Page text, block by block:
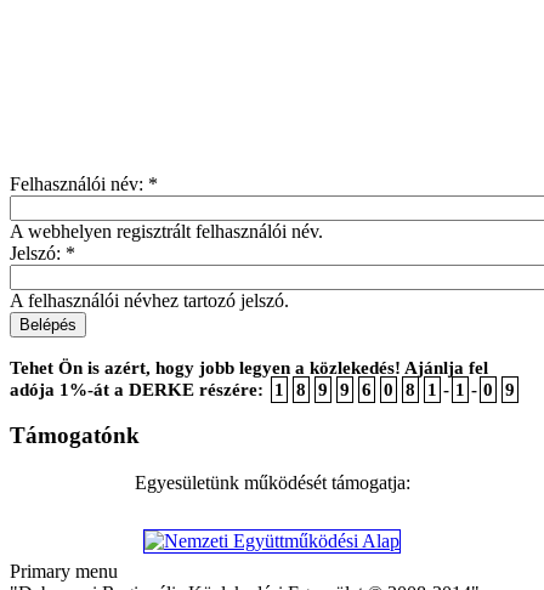
Felhasználói név: *
A webhelyen regisztrált felhasználói név.
Jelszó: *
A felhasználói névhez tartozó jelszó.
Tehet Ön is azért, hogy jobb legyen a közlekedés! Ajánlja fel
adója 1%-át a DERKE részére:
1 8 9 9 6 0 8 1 - 1 - 0 9
Támogatónk
Egyesületünk működését támogatja:
Primary menu